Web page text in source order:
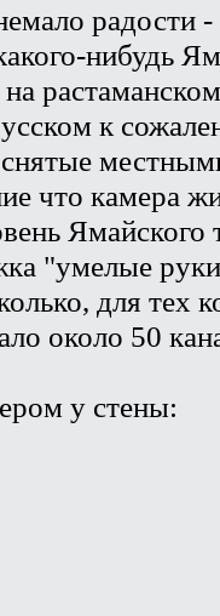
радости
нибудь
к
что камера
Ямайского
"умелые
для тех
около 50
у стены: